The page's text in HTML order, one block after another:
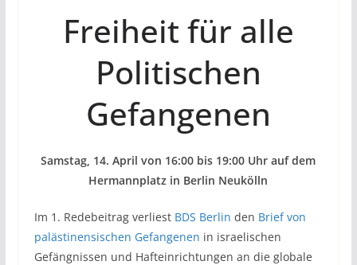
Freiheit für alle
Politischen
Gefangenen
Samstag, 14. April von 16:00 bis 19:00 Uhr auf dem
Hermannplatz in Berlin Neukölln
Im 1. Redebeitrag verliest BDS Berlin den Brief von
palästinensischen Gefangenen in israelischen
Gefängnissen und Hafteinrichtungen an die globale